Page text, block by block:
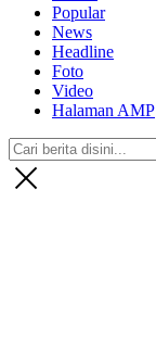
Popular
News
Headline
Foto
Video
Halaman AMP